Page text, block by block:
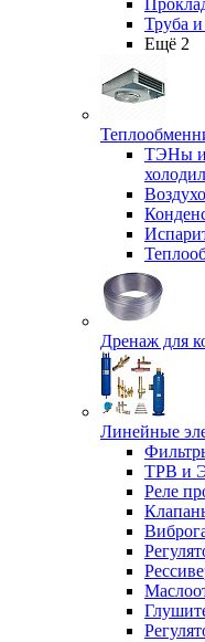
Труба
Ещё 2
ТЭНы
Дренаж для
Линейные
ТРВ и
Реле